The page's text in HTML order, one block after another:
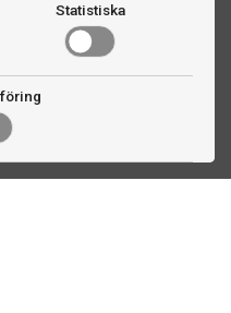
Statistiska